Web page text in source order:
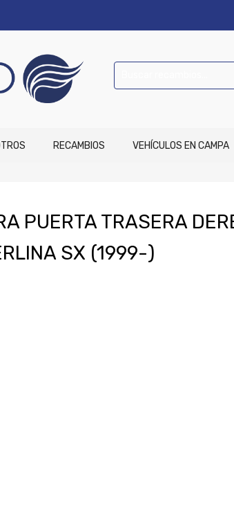
RECAMBIOS VEHÍCULOS EN CAMPA
PUERTA TRASERA
SX (1999-)